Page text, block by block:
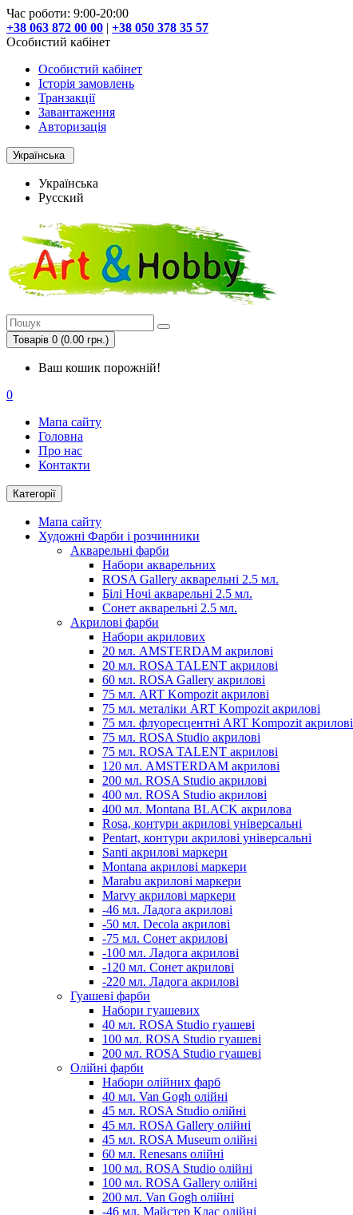
Час роботи: 9:00-20:00
+38 063 872 00 00 | +38 050 378 35 57
Особистий кабінет
Особистий кабінет
Історія замовлень
Транзакції
Завантаження
Авторизація
Українська
Українська
Русский
Товарів 0 (0.00 грн.)
Ваш кошик порожній!
0
Мапа сайту
Головна
Про нас
Контакти
Категорії
Мапа сайту
Художні Фарби і розчинники
Акварельні фарби
Набори акварельних
ROSA Gallery акварельні 2.5 мл.
Білі Ночі акварельні 2.5 мл.
Сонет акварельні 2.5 мл.
Акрилові фарби
Набори акрилових
20 мл. AMSTERDAM акрилові
20 мл. ROSA TALENT акрилові
60 мл. ROSA Gallery акрилові
75 мл. ART Kompozit акрилові
75 мл. металіки ART Kompozit акрилові
75 мл. флуоресцентні ART Kompozit акрилові
75 мл. ROSA Studio акрилові
75 мл. ROSA TALENT акрилові
120 мл. AMSTERDAM акрилові
200 мл. ROSA Studio акрилові
400 мл. ROSA Studio акрилові
400 мл. Montana BLACK акрилова
Rosa, контури акрилові універсальні
Pentart, контури акрилові універсальні
Santi акрилові маркери
Montana акрилові маркери
Marabu акрилові маркери
Marvy акрилові маркери
-46 мл. Ладога акрилові
-50 мл. Decola акрилові
-75 мл. Сонет акрилові
-100 мл. Ладога акрилові
-120 мл. Сонет акрилові
-220 мл. Ладога акрилові
Гуашеві фарби
Набори гуашевих
40 мл. ROSA Studio гуашеві
100 мл. ROSA Studio гуашеві
200 мл. ROSA Studio гуашеві
Олійні фарби
Набори олійних фарб
40 мл. Van Gogh олійні
45 мл. ROSA Studio олійні
45 мл. ROSA Gallery олійні
45 мл. ROSA Museum олійні
60 мл. Renesans олійні
100 мл. ROSA Studio олійні
100 мл. ROSA Gallery олійні
200 мл. Van Gogh олійні
-46 мл. Майстер Клас олійні